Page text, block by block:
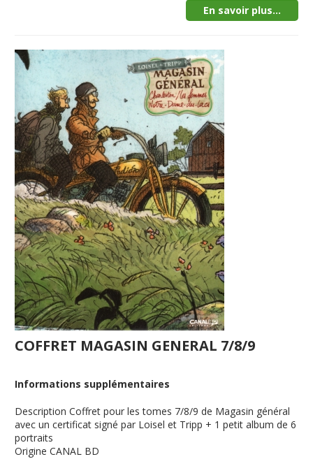
En savoir plus...
COFFRET MAGASIN GENERAL 7/8/9
Informations supplémentaires
Description Coffret pour les tomes 7/8/9 de Magasin général
avec un certificat signé par Loisel et Tripp + 1 petit album de 6
portraits
Origine CANAL BD